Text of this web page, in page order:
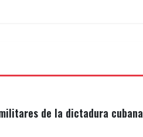
de la dictadura cubana